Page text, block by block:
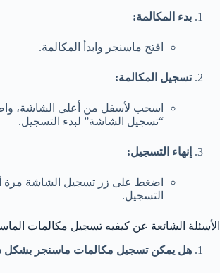
بدء المكالمة:
افتح ماسنجر وابدأ المكالمة.
تسجيل المكالمة:
اسحب لأسفل من أعلى الشاشة،
“تسجيل الشاشة” لبدء التسجيل.
إنهاء التسجيل:
اضغط على زر تسجيل الشاشة مرة
التسجيل.
الأسئلة الشائعة عن كيفيه تسجيل مكالمات
هل يمكن تسجيل مكالمات ماسنجر